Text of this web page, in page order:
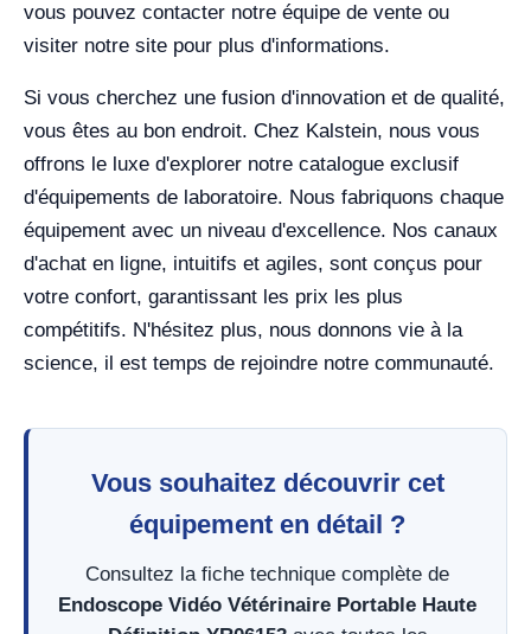
vous pouvez contacter notre équipe de vente ou
visiter notre site pour plus d'informations.
Si vous cherchez une fusion d'innovation et de qualité,
vous êtes au bon endroit. Chez Kalstein, nous vous
offrons le luxe d'explorer notre catalogue exclusif
d'équipements de laboratoire. Nous fabriquons chaque
équipement avec un niveau d'excellence. Nos canaux
d'achat en ligne, intuitifs et agiles, sont conçus pour
votre confort, garantissant les prix les plus
compétitifs. N'hésitez plus, nous donnons vie à la
science, il est temps de rejoindre notre communauté.
Vous souhaitez découvrir cet
équipement en détail ?
Consultez la fiche technique complète de
Endoscope Vidéo Vétérinaire Portable Haute